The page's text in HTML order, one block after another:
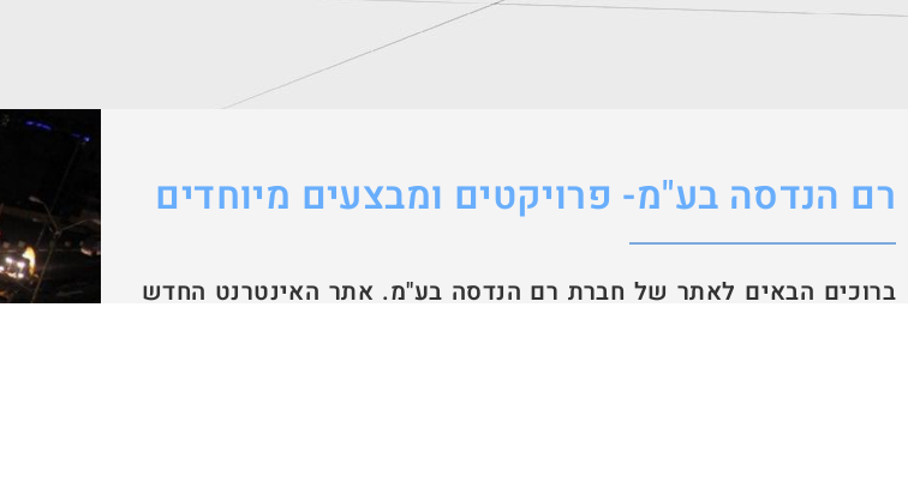
רם הנדסה בע"מ- פרויקטים ומבצעים מיוחדים
ברוכים הבאים לאתר של חברת רם הנדסה בע"מ. אתר האינטרנט החדש